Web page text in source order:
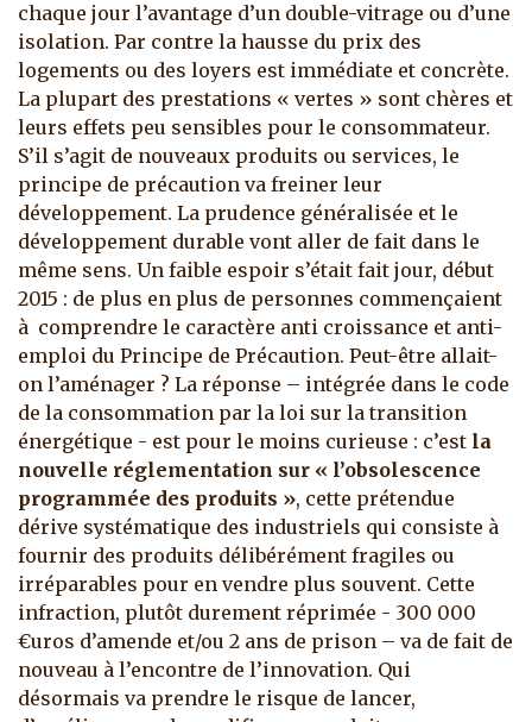
chaque jour l’avantage d’un double-vitrage ou d’une
isolation. Par contre la hausse du prix des
logements ou des loyers est immédiate et concrète.
La plupart des prestations « vertes » sont chères et
leurs effets peu sensibles pour le consommateur.
S’il s’agit de nouveaux produits ou services, le
principe de précaution va freiner leur
développement. La prudence généralisée et le
développement durable vont aller de fait dans le
même sens. Un faible espoir s’était fait jour, début
2015 : de plus en plus de personnes commençaient
à comprendre le caractère anti croissance et anti-
emploi du Principe de Précaution. Peut-être allait-
on l’aménager ? La réponse – intégrée dans le code
de la consommation par la loi sur la transition
énergétique - est pour le moins curieuse : c’est la
nouvelle réglementation sur « l’obsolescence
programmée des produits », cette prétendue
dérive systématique des industriels qui consiste à
fournir des produits délibérément fragiles ou
irréparables pour en vendre plus souvent. Cette
infraction, plutôt durement réprimée - 300 000
€uros d’amende et/ou 2 ans de prison – va de fait de
nouveau à l’encontre de l’innovation. Qui
désormais va prendre le risque de lancer,